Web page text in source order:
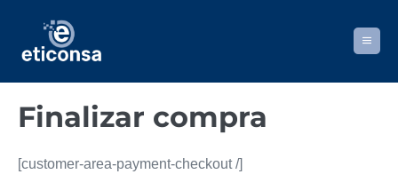
contenido
Finalizar compra
[customer-area-payment-checkout /]